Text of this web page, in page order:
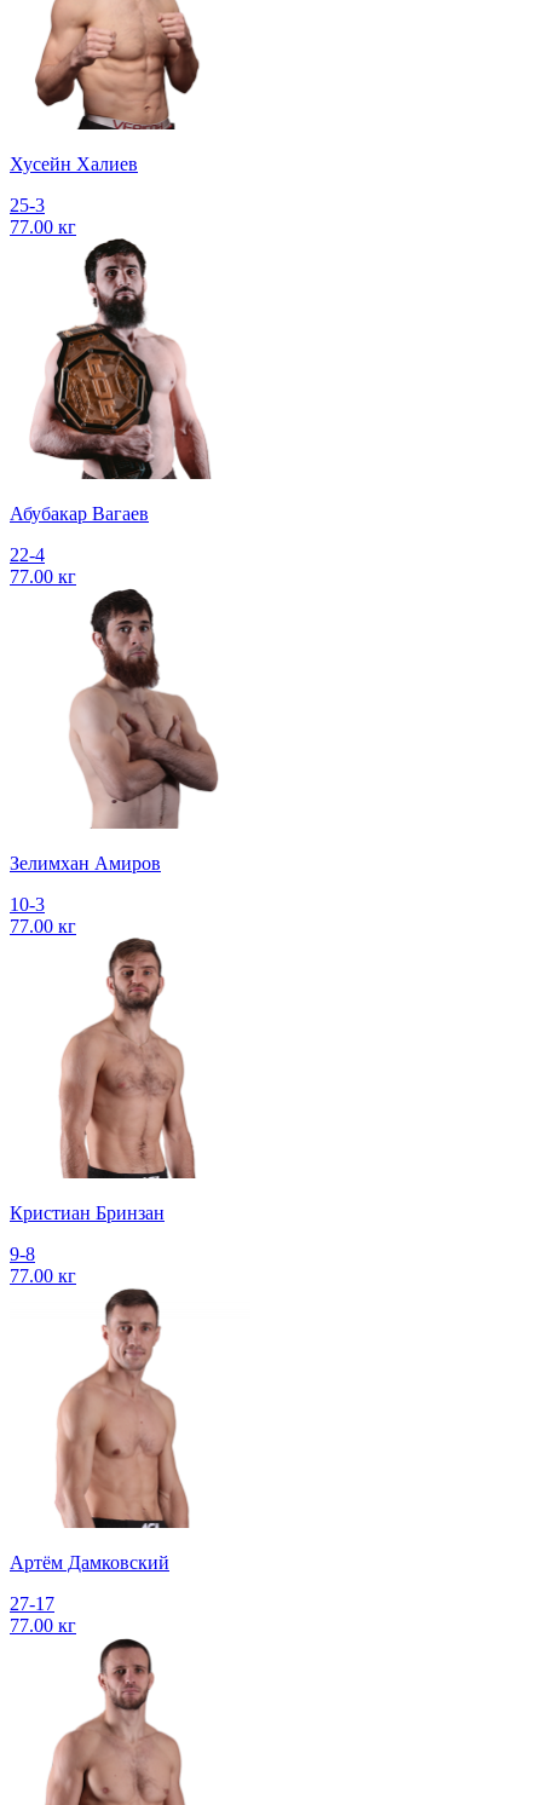
Хусейн Халиев
25-3
77.00 кг
Абубакар Вагаев
22-4
77.00 кг
Зелимхан Амиров
10-3
77.00 кг
Кристиан Бринзан
9-8
77.00 кг
Артём Дамковский
27-17
77.00 кг